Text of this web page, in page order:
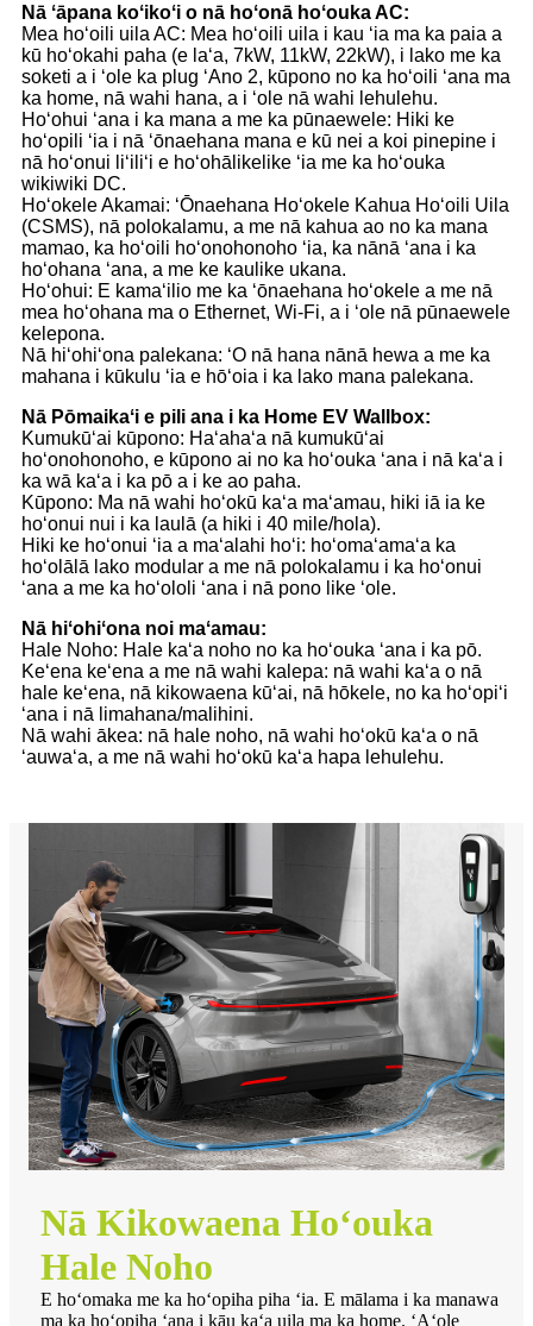
Nā ʻāpana koʻikoʻi o nā hoʻonā hoʻouka AC:
Mea hoʻoili uila AC: Mea hoʻoili uila i kau ʻia ma ka paia a
kū hoʻokahi paha (e laʻa, 7kW, 11kW, 22kW), i lako me ka
soketi a i ʻole ka plug ʻAno 2, kūpono no ka hoʻoili ʻana ma
ka home, nā wahi hana, a i ʻole nā ​​wahi lehulehu.
Hoʻohui ʻana i ka mana a me ka pūnaewele: Hiki ke
hoʻopili ʻia i nā ʻōnaehana mana e kū nei a koi pinepine i
nā hoʻonui liʻiliʻi e hoʻohālikelike ʻia me ka hoʻouka
wikiwiki DC.
Hoʻokele Akamai: ʻŌnaehana Hoʻokele Kahua Hoʻoili Uila
(CSMS), nā polokalamu, a me nā kahua ao no ka mana
mamao, ka hoʻoili hoʻonohonoho ʻia, ka nānā ʻana i ka
hoʻohana ʻana, a me ke kaulike ukana.
Hoʻohui: E kamaʻilio me ka ʻōnaehana hoʻokele a me nā
mea hoʻohana ma o Ethernet, Wi-Fi, a i ʻole nā ​​​​​​pūnaewele
kelepona.
Nā hiʻohiʻona palekana: ʻO nā hana nānā hewa a me ka
mahana i kūkulu ʻia e hōʻoia i ka lako mana palekana.
Nā Pōmaikaʻi e pili ana i ka Home EV Wallbox:
Kumukūʻai kūpono: Haʻahaʻa nā kumukūʻai
hoʻonohonoho, e kūpono ai no ka hoʻouka ʻana i nā kaʻa i
ka wā kaʻa i ka pō a i ke ao paha.
Kūpono: Ma nā wahi hoʻokū kaʻa maʻamau, hiki iā ia ke
hoʻonui nui i ka laulā (a hiki i 40 mile/hola).
Hiki ke hoʻonui ʻia a maʻalahi hoʻi: hoʻomaʻamaʻa ka
hoʻolālā lako modular a me nā polokalamu i ka hoʻonui
ʻana a me ka hoʻololi ʻana i nā pono like ʻole.
Nā hiʻohiʻona noi maʻamau:
Hale Noho: Hale kaʻa noho no ka hoʻouka ʻana i ka pō.
Keʻena keʻena a me nā wahi kalepa: nā wahi kaʻa o nā
hale keʻena, nā kikowaena kūʻai, nā hōkele, no ka hoʻopiʻi
ʻana i nā limahana/malihini.
Nā wahi ākea: nā hale noho, nā wahi hoʻokū kaʻa o nā
ʻauwaʻa, a me nā wahi hoʻokū kaʻa hapa lehulehu.
Nā Kikowaena Hoʻouka
Hale Noho
E hoʻomaka me ka hoʻopiha piha ʻia. E mālama i ka manawa
ma ka hoʻopiha ʻana i kāu kaʻa uila ma ka home. ʻAʻole